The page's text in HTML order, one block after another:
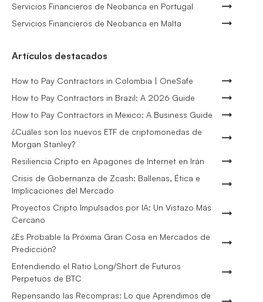
Servicios Financieros de Neobanca en Portugal
Servicios Financieros de Neobanca en Malta
Artículos destacados
How to Pay Contractors in Colombia | OneSafe
How to Pay Contractors in Brazil: A 2026 Guide
How to Pay Contractors in Mexico: A Business Guide
¿Cuáles son los nuevos ETF de criptomonedas de
Morgan Stanley?
Resiliencia Cripto en Apagones de Internet en Irán
Crisis de Gobernanza de Zcash: Ballenas, Ética e
Implicaciones del Mercado
Proyectos Cripto Impulsados por IA: Un Vistazo Más
Cercano
¿Es Probable la Próxima Gran Cosa en Mercados de
Predicción?
Entendiendo el Ratio Long/Short de Futuros
Perpetuos de BTC
Repensando las Recompras: Lo que Aprendimos de